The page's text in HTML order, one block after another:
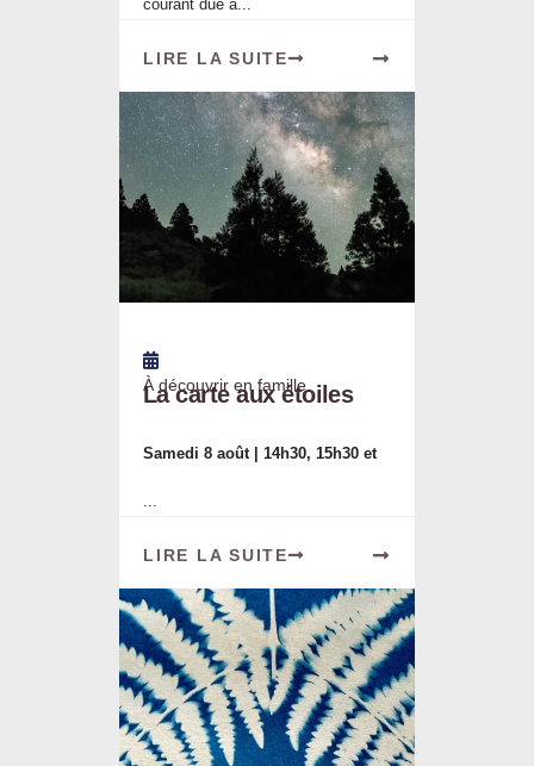
courant due à...
LIRE LA SUITE
À découvrir en famille
La carte aux étoiles
Samedi 8 août | 14h30, 15h30 et
LIRE LA SUITE